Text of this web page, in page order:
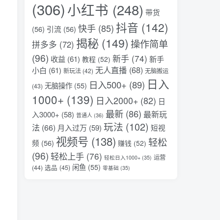
(306)小红书 (248) 带货
(56) 引流 (56) 快手 (85) 抖音 (142)
拼多多 (72) 揭秘 (149) 操作简单
(96) 收益 (61) 教程 (52) 新手 (74) 新手
小白 (61) 新玩法 (42) 无人直播 (68) 无脑搬运
(43) 无脑操作 (55) 日入500+ (89) 日入
1000+ (139) 日入2000+ (82) 日
入3000+ (58) 普通人 (36) 最新 (86) 最新玩
法 (66) 月入过万 (59) 玩法 (102) 短视
频 (56) 视频号 (138) 赚钱 (52) 轻松
(96) 轻松上手 (76) 轻松日入1000+ (35) 运营
(44) 选品 (45) 闲鱼 (55) 零基础 (35)